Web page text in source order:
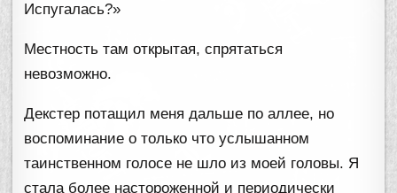
Испугалась?»
Местность там открытая, спрятаться
невозможно.
Декстер потащил меня дальше по аллее, но
воспоминание о только что услышанном
таинственном голосе не шло из моей головы. Я
стала более настороженной и периодически